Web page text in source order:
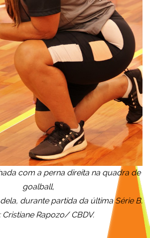
com a perna direita na quadra de
goalball,
durante partida da última Série B.
Cristiane Rapozo/ CBDV.